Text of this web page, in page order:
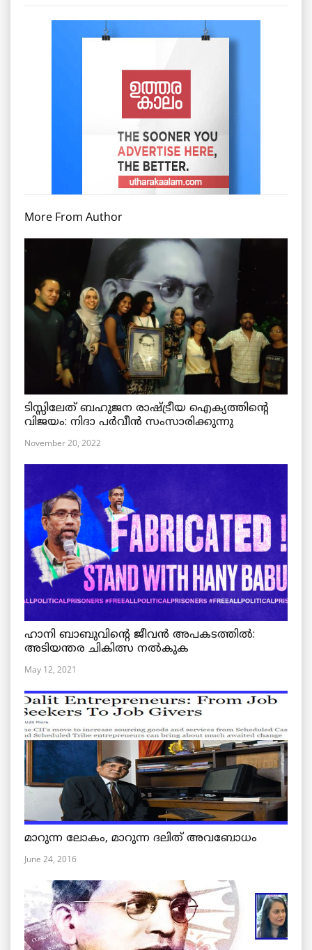
More From Author
ടിസ്സിലേത് ബഹുജന രാഷ്ട്രീയ ഐക്യത്തിന്റെ
വിജയം: നിദാ പർവീൻ സംസാരിക്കുന്നു
November 20, 2022
ഹാനി ബാബുവിന്റെ ജീവൻ അപകടത്തിൽ:
അടിയന്തര ചികിത്സ നൽകുക
May 12, 2021
മാറുന്ന ലോകം, മാറുന്ന ദലിത് അവബോധം
June 24, 2016